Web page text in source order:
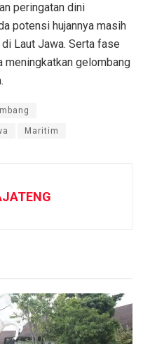
peringatan dini
potensi hujannya masih
Laut Jawa. Serta fase
gelombang
Maritim